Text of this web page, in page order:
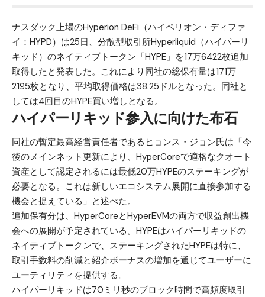
ナスダック上場のHyperion DeFi（ハイペリオン・ディファ
イ：HYPD）は25日、分散型取引所Hyperliquid（ハイパーリ
キッド） のネイティブトークン「HYPE」を17万6422枚追加
取得したと発表した。これにより同社の総保有量は171万
2195枚となり、平均取得価格は38.25ドルとなった。同社と
しては4回目のHYPE買い増しとなる。
ハイパーリキッド参入に向けた布石
同社の暫定最高経営責任者であるヒョンス・ジョン氏は「今
後のメインネット更新により、HyperCoreで適格なクオート
資産として認定されるには最低20万HYPEのステーキングが
必要となる。これは新しいエコシステム展開に直接参加する
機会と捉えている」と述べた。
追加保有分は、HyperCoreとHyperEVMの両方で収益創出機
会への展開が予定されている。HYPEはハイパーリキッドの
ネイティブトークンで、ステーキングされたHYPEは特に、
取引手数料の削減と紹介ボーナスの増加を通じてユーザーに
ユーティリティを提供する。
ハイパーリキッドは70ミリ秒のブロック時間で高頻度取引